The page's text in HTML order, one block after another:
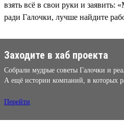
взять всё в свои руки и заявить:
ради Галочки, лучше найдите
Заходите в хаб проекта
Собрали мудрые советы Галочки и
А ещё истории компаний, в которых
Перейти